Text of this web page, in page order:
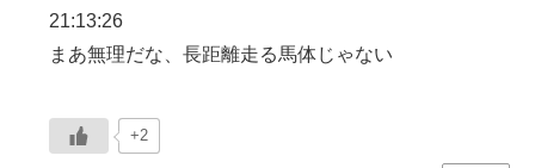
21:13:26
まあ無理だな、長距離走る馬体じゃない
+2